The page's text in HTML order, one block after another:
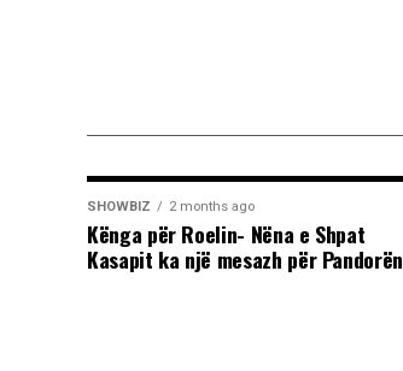
SHOWBIZ 2 months ago
Kënga për Roelin- Nëna e Shpat
Kasapit ka një mesazh për Pandorën